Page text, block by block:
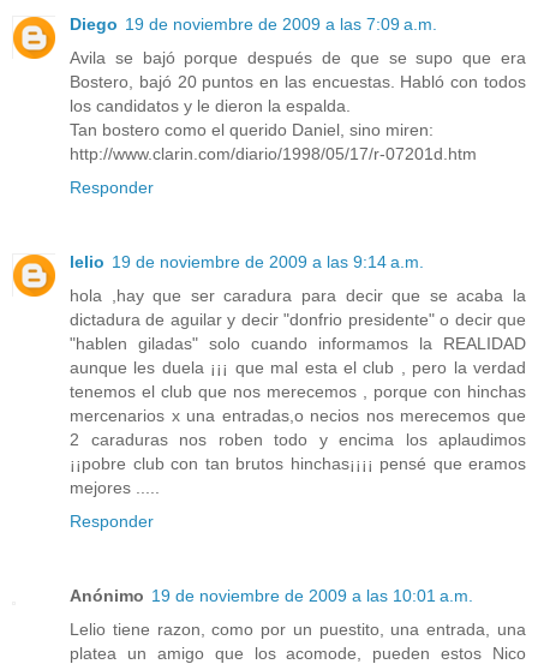
Diego 19 de noviembre de 2009 a las 7:09 a.m.
Avila se bajó porque después de que se supo que era
Bostero, bajó 20 puntos en las encuestas. Habló con todos
los candidatos y le dieron la espalda.
Tan bostero como el querido Daniel, sino miren:
http://www.clarin.com/diario/1998/05/17/r-07201d.htm
Responder
lelio 19 de noviembre de 2009 a las 9:14 a.m.
hola ,hay que ser caradura para decir que se acaba la
dictadura de aguilar y decir "donfrio presidente" o decir que
"hablen giladas" solo cuando informamos la REALIDAD
aunque les duela ¡¡¡ que mal esta el club , pero la verdad
tenemos el club que nos merecemos , porque con hinchas
mercenarios x una entradas,o necios nos merecemos que
2 caraduras nos roben todo y encima los aplaudimos
¡¡pobre club con tan brutos hinchas¡¡¡¡ pensé que eramos
mejores .....
Responder
Anónimo 19 de noviembre de 2009 a las 10:01 a.m.
Lelio tiene razon, como por un puestito, una entrada, una
platea un amigo que los acomode, pueden estos Nico